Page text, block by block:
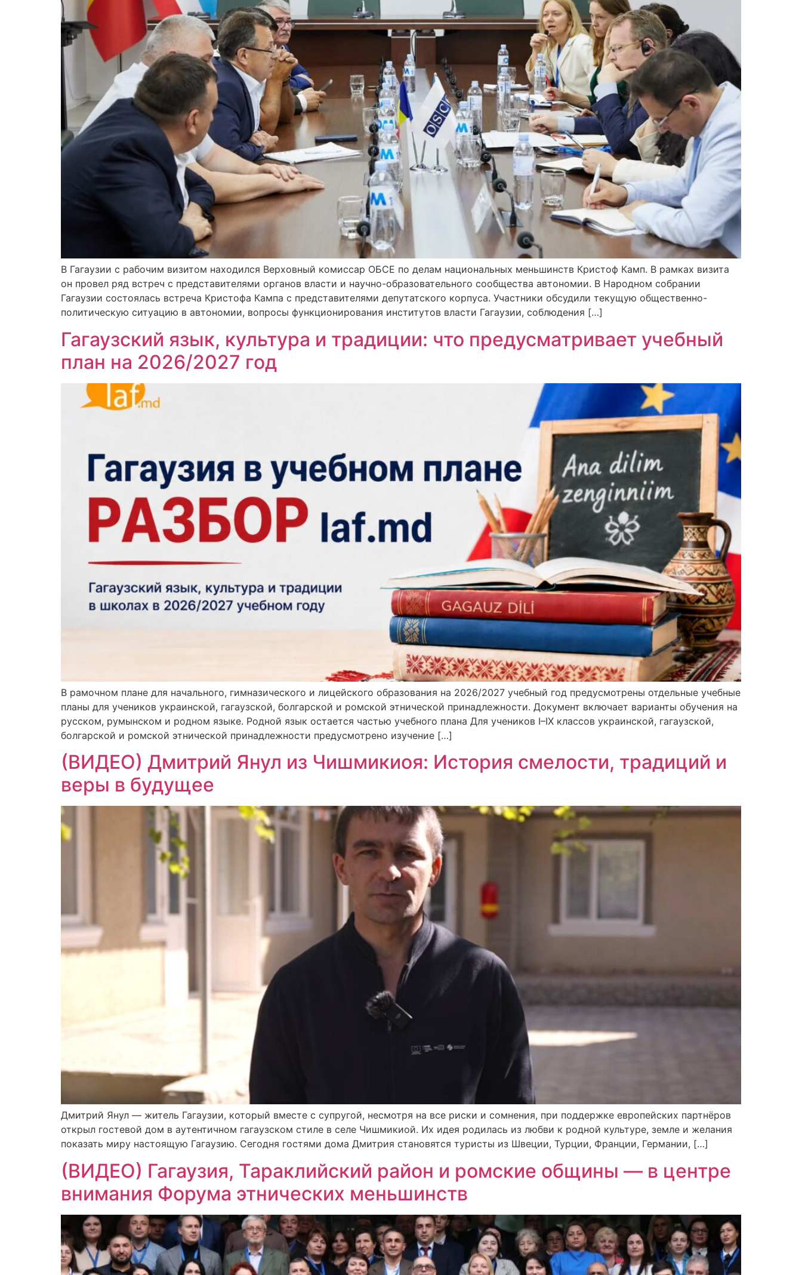
В Гагаузии с рабочим визитом находился Верховный комиссар ОБСЕ по делам национальных меньшинств Кристоф Камп. В рамках визита
он провел ряд встреч с представителями органов власти и научно-образовательного сообщества автономии. В Народном cобрании
Гагаузии состоялась встреча Кристофа Кампа с представителями депутатского корпуса. Участники обсудили текущую общественно-
политическую ситуацию в автономии, вопросы функционирования институтов власти Гагаузии, соблюдения […]
Гагаузский язык, культура и традиции: что предусматривает учебный
план на 2026/2027 год
В рамочном плане для начального, гимназического и лицейского образования на 2026/2027 учебный год предусмотрены отдельные учебные
планы для учеников украинской, гагаузской, болгарской и ромской этнической принадлежности. Документ включает варианты обучения на
русском, румынском и родном языке. Родной язык остается частью учебного плана Для учеников I–IX классов украинской, гагаузской,
болгарской и ромской этнической принадлежности предусмотрено изучение […]
(ВИДЕО) Дмитрий Янул из Чишмикиоя: История смелости, традиций и
веры в будущее
Дмитрий Янул — житель Гагаузии, который вместе с супругой, несмотря на все риски и сомнения, при поддержке европейских партнёров
открыл гостевой дом в аутентичном гагаузском стиле в селе Чишмикиой. Их идея родилась из любви к родной культуре, земле и желания
показать миру настоящую Гагаузию. Сегодня гостями дома Дмитрия становятся туристы из Швеции, Турции, Франции, Германии, […]
(ВИДЕО) Гагаузия, Тараклийский район и ромские общины — в центре
внимания Форума этнических меньшинств